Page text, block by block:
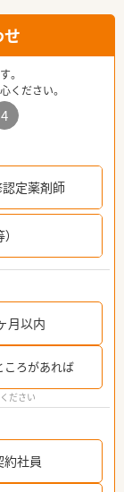
。
ください。
4
定薬剤師
月以内
ころがあれば
ださい
約社員